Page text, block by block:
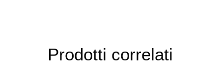
Prodotti correlati